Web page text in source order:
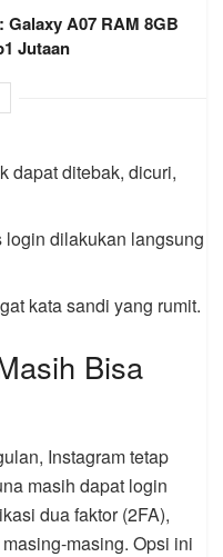
Galaxy A07 RAM 8GB
Jutaan
dapat ditebak, dicuri,
login dilakukan langsung
kata sandi yang rumit.
Bisa
Instagram tetap
masih dapat login
dua faktor (2FA),
masing. Opsi ini